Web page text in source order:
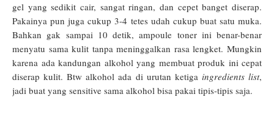
gel yang sedikit cair, sangat ringan, dan cepet banget diserap.
Pakainya pun juga cukup 3-4 tetes udah cukup buat satu muka.
Bahkan gak sampai 10 detik, ampoule toner ini benar-benar
menyatu sama kulit tanpa meninggalkan rasa lengket. Mungkin
karena ada kandungan alkohol yang membuat produk ini cepat
diserap kulit. Btw alkohol ada di urutan ketiga ingredients list,
jadi buat yang sensitive sama alkohol bisa pakai tipis-tipis saja.